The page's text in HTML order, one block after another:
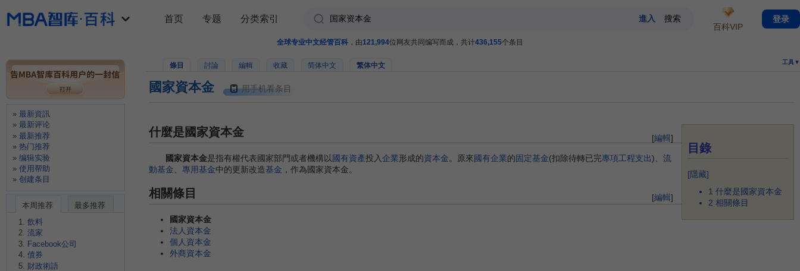
全球专业中文经管百科 ，由121,994位网友共同编写而成，共计436,155个条目
條目 討論 編輯 收藏 简体中文 繁体中文 工具▼
國家資本金 用手机看条目
目錄
[隱藏]
1 什麼是國家資本金
2 相關條目
[編輯]
什麼是國家資本金
國家資本金是指有權代表國家部門或者機構以國有資產投入企業形成的資本金。原來國有企業的固定基金(扣除待轉已完專項工程支出)、 流
動基金、 專用基金中的更新改造基金 ，作為國家資本金。
[編輯]
相關條目
國家資本金
法人資本金
個人資本金
外商資本金
首页 专题 分类索引
百科VIP
登录
最新資訊
最新评论
最新推荐
热门推荐
编辑实验
使用帮助
创建条目
本周推荐
最多推荐
飲料
流家
Facebook公司
債券
財政術語